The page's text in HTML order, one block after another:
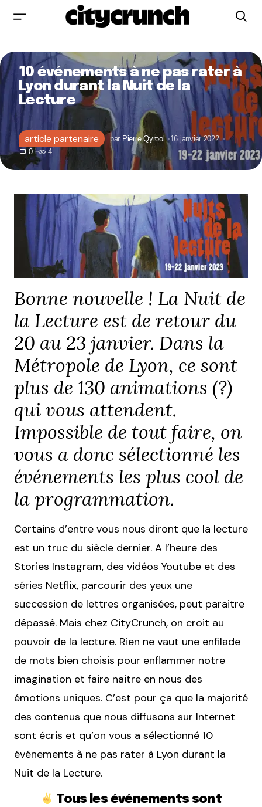
10 événements à ne pas rater à
Lyon durant la Nuit de la
Lecture
article partenaire par Pierre Qyrool
16 janvier 2022
0
4
Bonne nouvelle ! La Nuit de
la Lecture est de retour du
20 au 23 janvier. Dans la
Métropole de Lyon, ce sont
plus de 130 animations (?)
qui vous attendent.
Impossible de tout faire, on
vous a donc sélectionné les
événements les plus cool de
la programmation.
Certains d’entre vous nous diront que la lecture
est un truc du siècle dernier. A l’heure des
Stories Instagram, des vidéos Youtube et des
séries Netflix, parcourir des yeux une
succession de lettres organisées, peut paraitre
dépassé. Mais chez CityCrunch, on croit au
pouvoir de la lecture. Rien ne vaut une enfilade
de mots bien choisis pour enflammer notre
imagination et faire naitre en nous des
émotions uniques. C’est pour ça que la majorité
des contenus que nous diffusons sur Internet
sont écris et qu’on vous a sélectionné 10
événements à ne pas rater à Lyon durant la
Nuit de la Lecture.
Tous les événements sont